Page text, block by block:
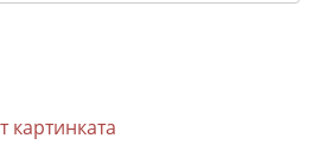
картинката